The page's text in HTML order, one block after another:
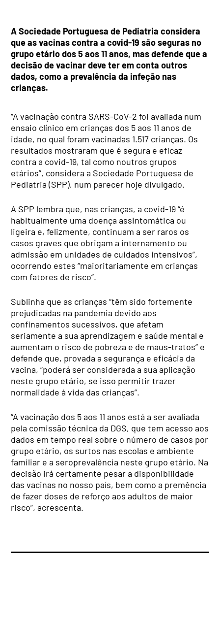
A Sociedade Portuguesa de Pediatria considera
que as vacinas contra a covid-19 são seguras no
grupo etário dos 5 aos 11 anos, mas defende que a
decisão de vacinar deve ter em conta outros
dados, como a prevalência da infeção nas
crianças.
“A vacinação contra SARS-CoV-2 foi avaliada num
ensaio clínico em crianças dos 5 aos 11 anos de
idade, no qual foram vacinadas 1.517 crianças. Os
resultados mostraram que é segura e eficaz
contra a covid-19, tal como noutros grupos
etários”, considera a Sociedade Portuguesa de
Pediatria (SPP), num parecer hoje divulgado.
A SPP lembra que, nas crianças, a covid-19 “é
habitualmente uma doença assintomática ou
ligeira e, felizmente, continuam a ser raros os
casos graves que obrigam a internamento ou
admissão em unidades de cuidados intensivos”,
ocorrendo estes “maioritariamente em crianças
com fatores de risco”.
Sublinha que as crianças “têm sido fortemente
prejudicadas na pandemia devido aos
confinamentos sucessivos, que afetam
seriamente a sua aprendizagem e saúde mental e
aumentam o risco de pobreza e de maus-tratos” e
defende que, provada a segurança e eficácia da
vacina, “poderá ser considerada a sua aplicação
neste grupo etário, se isso permitir trazer
normalidade à vida das crianças”.
“A vacinação dos 5 aos 11 anos está a ser avaliada
pela comissão técnica da DGS, que tem acesso aos
dados em tempo real sobre o número de casos por
grupo etário, os surtos nas escolas e ambiente
familiar e a seroprevalência neste grupo etário. Na
decisão irá certamente pesar a disponibilidade
das vacinas no nosso país, bem como a premência
de fazer doses de reforço aos adultos de maior
risco”, acrescenta.